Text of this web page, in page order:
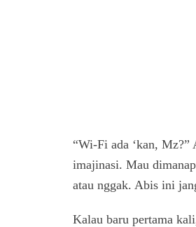
“Wi-Fi ada ‘kan, Mz?”
imajinasi. Mau
atau nggak. Abis ini
Kalau baru pertama